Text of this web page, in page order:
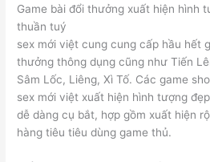
Game bài đổi thưởng xuất hiện hình
thuần tuý
sex mới việt cung cung cấp hầu hết
thưởng thông dụng cũng như Tiến
Sâm Lốc, Liêng, Xì Tố. Các game
sex mới việt xuất hiện hình tượng
dễ dàng cụ bắt, hợp gồm xuất hiện
hàng tiêu tiêu dùng game thủ.